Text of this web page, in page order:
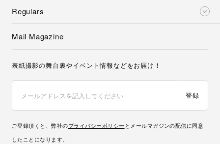
Regulars
Mail Magazine
表紙撮影の舞台裏やイベント情報などをお届け！
登録
ご登録頂くと、弊社のプライバシーポリシー とメールマガジンの配信に同意
したことになります。